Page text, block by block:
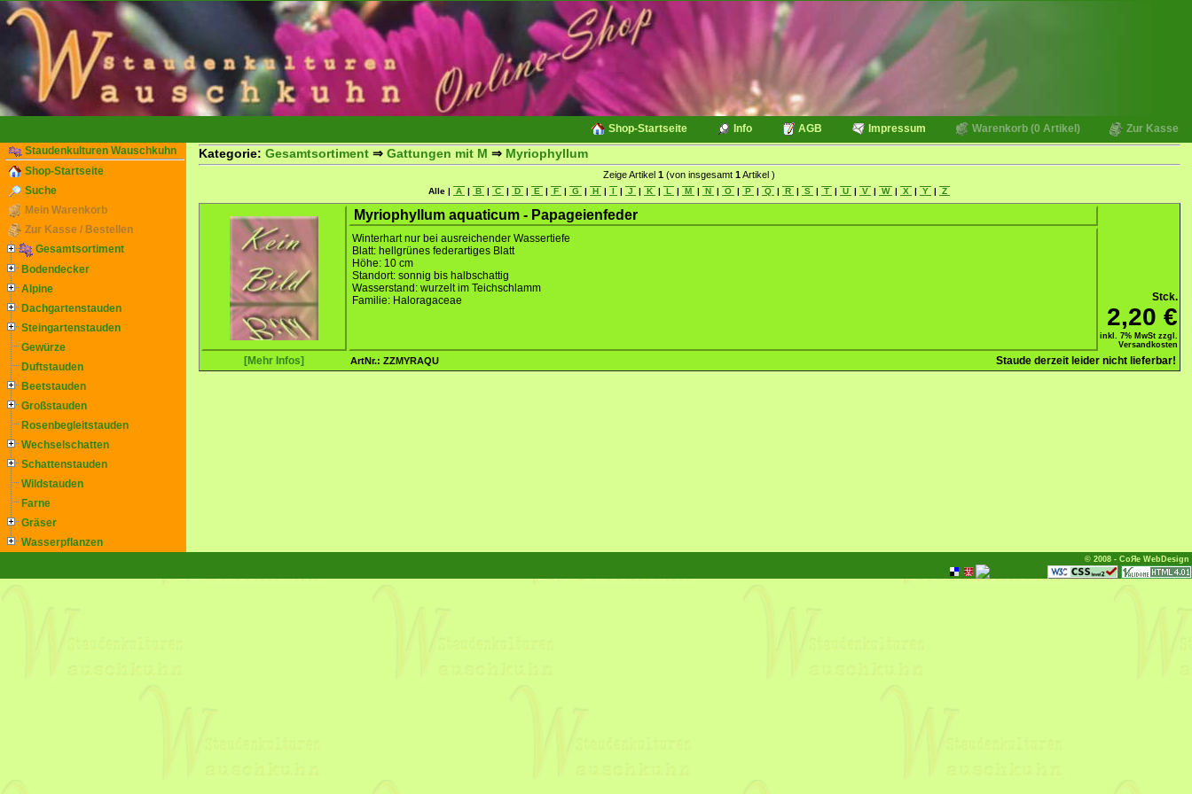
Shop-Startseite Info AGB Impressum Warenkorb (0 Artikel)
Zur Kasse
Staudenkulturen Wauschkuhn
Shop-Startseite
Suche
Mein Warenkorb
Zur Kasse / Bestellen
Gesamtsortiment
Bodendecker
Alpine
Dachgartenstauden
Steingartenstauden
Gewürze
Duftstauden
Beetstauden
Großstauden
Rosenbegleitstauden
Wechselschatten
Schattenstauden
Wildstauden
Farne
Gräser
Wasserpflanzen
Kategorie: Gesamtsortiment⇒ Gattungen mit M ⇒ Myriophyllum
Zeige Artikel 1 (von insgesamt 1Artikel )
Alle | A | B | C | D | E | F | G | H | I | J | K | L | M | N | O | P | Q | R | S | T | U | V | W | X | Y | Z
Myriophyllum aquaticum - Papageienfeder
Stck.
2,20 €
inkl. 7% MwSt zzgl.
Versandkosten
Winterhart nur bei ausreichender Wassertiefe
Blatt: hellgrünes federartiges Blatt
Höhe: 10 cm
Standort: sonnig bis halbschattig
Wasserstand: wurzelt im Teichschlamm
Familie: Haloragaceae
[Mehr Infos] ArtNr.: ZZMYRAQU Staude derzeit leider nicht lieferbar!
© 2008 - CoЯe WebDesign